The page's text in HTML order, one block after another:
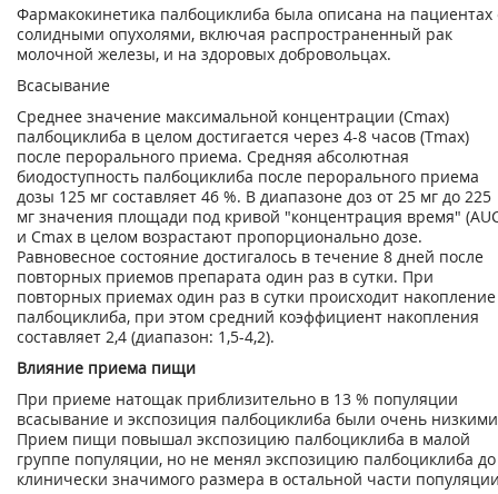
Фармакокинетика палбоциклиба была описана на пациентах
солидными опухолями, включая распространенный рак
молочной железы, и на здоровых добровольцах.
Всасывание
Среднее значение максимальной концентрации (Сmах)
палбоциклиба в целом достигается через 4-8 часов (Тmах)
после перорального приема. Средняя абсолютная
биодоступность палбоциклиба после перорального приема
дозы 125 мг составляет 46 %. В диапазоне доз от 25 мг до 225
мг значения площади под кривой "концентрация время"
и Сmах в целом возрастают пропорционально дозе.
Равновесное состояние достигалось в течение 8 дней после
повторных приемов препарата один раз в сутки. При
повторных приемах один раз в сутки происходит накопление
палбоциклиба, при этом средний коэффициент накопления
составляет 2,4 (диапазон: 1,5-4,2).
Влияние приема пищи
При приеме натощак приблизительно в 13 % популяции
всасывание и экспозиция палбоциклиба были очень
Прием пищи повышал экспозицию палбоциклиба в малой
группе популяции, но не менял экспозицию палбоциклиба до
клинически значимого размера в остальной части